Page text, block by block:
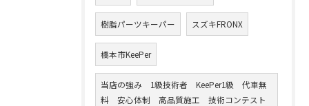
樹脂パーツキーパー スズキFRONX
橋本市KeePer
当店の強み 1級技術者 KeePer1級 代車無
料 安心体制 高品質施工 技術コンテスト